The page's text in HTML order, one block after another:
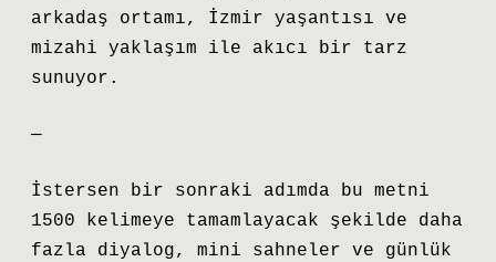
arkadaş ortamı, İzmir yaşantısı ve
mizahi yaklaşım ile akıcı bir tarz
sunuyor.
—
İstersen bir sonraki adımda bu metni
1500 kelimeye tamamlayacak şekilde daha
fazla diyalog, mini sahneler ve günlük